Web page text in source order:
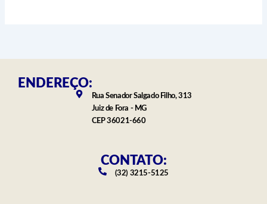
ENDEREÇO:
Rua Senador Salgado Filho, 313
Juiz de Fora - MG
CEP 36021-660
CONTATO:
(32) 3215-5125